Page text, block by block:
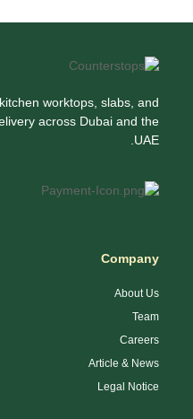
worktops, slabs, and
across Dubai and the
UAE.
Company
About Us
Team
Careers
Article & News
Legal Notice